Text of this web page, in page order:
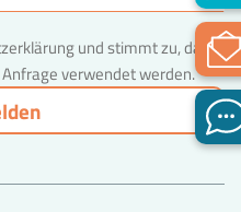
und stimmt zu, dass
verwendet werden.